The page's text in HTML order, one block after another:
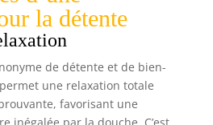
la détente
de détente et de bien-
une relaxation totale
favorisant une